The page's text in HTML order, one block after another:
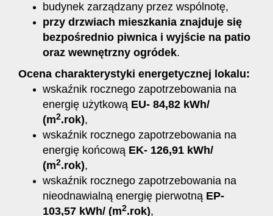
budynek zarządzany przez wspólnotę,
przy drzwiach mieszkania znajduje się
bezpośrednio piwnica i wyjście na patio
oraz wewnętrzny ogródek.
Ocena charakterystyki energetycznej lokalu:
wskaźnik rocznego zapotrzebowania na
energię użytkową EU- 84,82 kWh/
(m2.rok),
wskaźnik rocznego zapotrzebowania na
energię końcową EK- 126,91 kWh/
(m2.rok),
wskaźnik rocznego zapotrzebowania na
nieodnawialną energię pierwotną EP-
103,57 kWh/ (m2.rok),